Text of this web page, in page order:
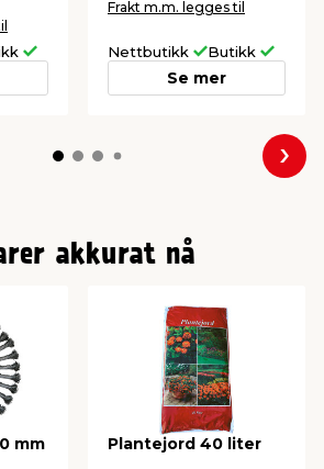
Frakt m.m. legges til
Nettbutikk Butikk
Se mer
akkurat nå
mm
Plantejord 40 liter